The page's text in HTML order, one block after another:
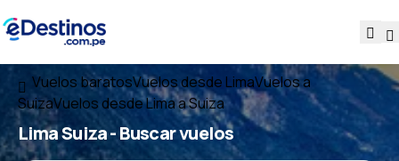
Vuelos baratosVuelos desde LimaVuelos a
SuizaVuelos desde Lima a Suiza
Lima Suiza- Buscar vuelos